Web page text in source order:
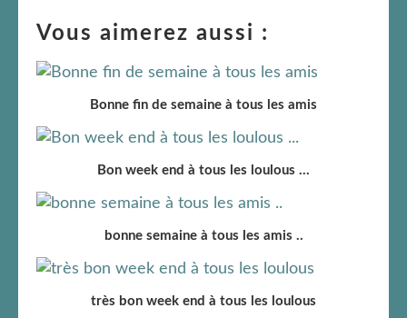
Vous aimerez aussi :
Bonne fin de semaine à tous les amis
Bon week end à tous les loulous ...
bonne semaine à tous les amis ..
très bon week end à tous les loulous